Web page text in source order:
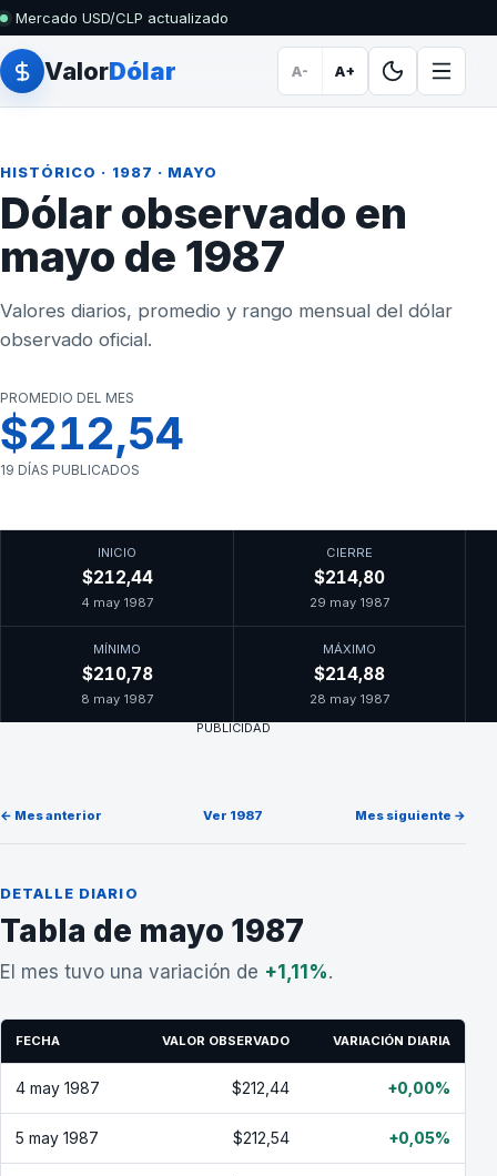
Mercado USD/CLP actualizado
ValorDólar A- A+
HISTÓRICO · 1987 · MAYO
Dólar observado en
mayo de 1987
Valores diarios, promedio y rango mensual del dólar
observado oficial.
PROMEDIO DEL MES
$212,54
19 DÍAS PUBLICADOS
INICIO
$212,44
4 may 1987
CIERRE
$214,80
29 may 1987
MÍNIMO
$210,78
8 may 1987
MÁXIMO
$214,88
28 may 1987
PUBLICIDAD
← Mes anterior Ver 1987 Mes siguiente →
DETALLE DIARIO
Tabla de mayo 1987
El mes tuvo una variación de +1,11%.
FECHA VALOR OBSERVADO VARIACIÓN DIARIA
4 may 1987 $212,44 +0,00%
5 may 1987 $212,54 +0,05%